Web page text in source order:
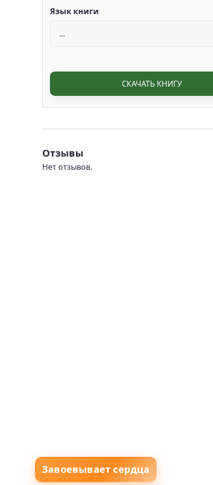
Язык книги
СКАЧАТЬ КНИГУ
Отзывы
Нет отзывов.
Завоевывает сердца